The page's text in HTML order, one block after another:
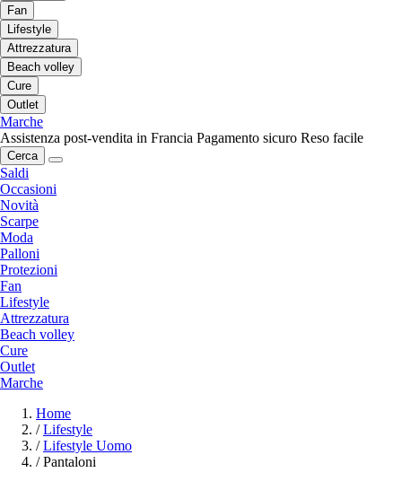
Fan
Lifestyle
Attrezzatura
Beach volley
Cure
Outlet
Marche
Assistenza post-vendita in Francia Pagamento sicuro Reso facile
Cerca
Saldi
Occasioni
Novità
Scarpe
Moda
Palloni
Protezioni
Fan
Lifestyle
Attrezzatura
Beach volley
Cure
Outlet
Marche
Home
/ Lifestyle
/ Lifestyle Uomo
/ Pantaloni